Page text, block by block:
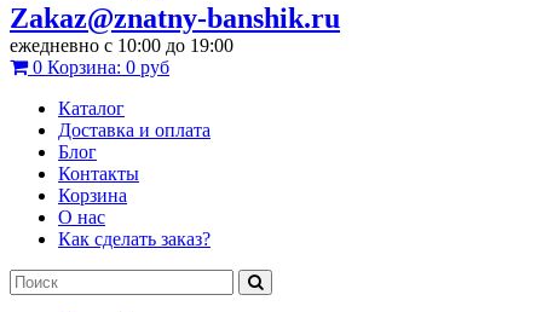
Zakaz@znatny-banshik.ru
ежедневно с 10:00 до 19:00
0 Корзина: 0 руб
Каталог
Доставка и оплата
Блог
Контакты
Корзина
О нас
Как сделать заказ?